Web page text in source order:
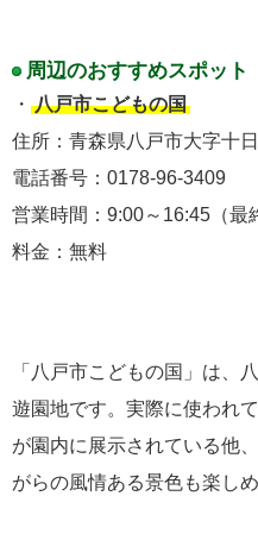
周辺のおすすめスポット
・ 八戸市こどもの国
住所：青森県八戸市大字十
電話番号：0178-96-3409
営業時間：9:00～16:45（最
料金：無料
「八戸市こどもの国」は、
遊園地です。実際に使われ
が園内に展示されている他
がらの風情ある景色も楽しめ